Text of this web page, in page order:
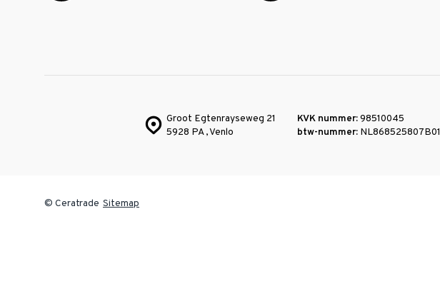
Groot Egtenrayseweg 21
5928 PA , Venlo
KVK nummer:98510045
btw-nummer: NL868525807B01
© Ceratrade Sitemap